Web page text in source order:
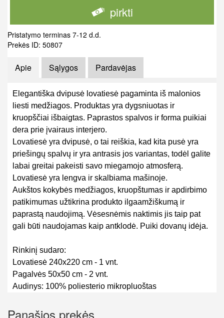
pirkti
Pristatymo terminas 7-12 d.d.
Prekės ID: 50807
Apie Sąlygos Pardavėjas
Elegantiška dvipusė lovatiesė pagaminta iš malonios
liesti medžiagos. Produktas yra dygsniuotas ir
kruopščiai išbaigtas. Paprastos spalvos ir forma puikiai
dera prie įvairaus interjero.
Lovatiesė yra dvipusė, o tai reiškia, kad kita pusė yra
priešingų spalvų ir yra antrasis jos variantas, todėl galite
labai greitai pakeisti savo miegamojo atmosferą.
Lovatiesė yra lengva ir skalbiama mašinoje.
Aukštos kokybės medžiagos, kruopštumas ir apdirbimo
patikimumas užtikrina produkto ilgaamžiškumą ir
paprastą naudojimą. Vėsesnėmis naktimis jis taip pat
gali būti naudojamas kaip antklodė. Puiki dovanų idėja.
Rinkinį sudaro:
Lovatiesė 240x220 cm - 1 vnt.
Pagalvės 50x50 cm - 2 vnt.
Audinys: 100% poliesterio mikropluoštas
Panašios prekės